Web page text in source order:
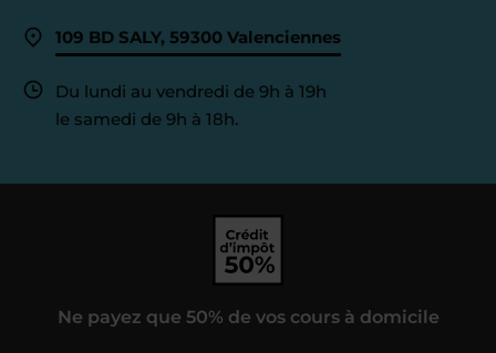
109 BD SALY, 59300 Valenciennes
Du lundi au vendredi de 9h à 19h
le samedi de 9h à 18h.
Ne payez que 50% de vos cours à domicile